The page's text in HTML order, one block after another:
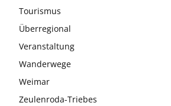
Tourismus
Überregional
Veranstaltung
Wanderwege
Weimar
Zeulenroda-Triebes